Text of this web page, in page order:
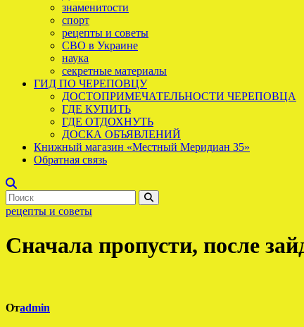
знаменитости
спорт
рецепты и советы
СВО в Украине
наука
секретные материалы
ГИД ПО ЧЕРЕПОВЦУ
ДОСТОПРИМЕЧАТЕЛЬНОСТИ ЧЕРЕПОВЦА
ГДЕ КУПИТЬ
ГДЕ ОТДОХНУТЬ
ДОСКА ОБЪЯВЛЕНИЙ
Книжный магазин «Местный Меридиан 35»
Обратная связь
рецепты и советы
Сначала пропусти, после
Отadmin